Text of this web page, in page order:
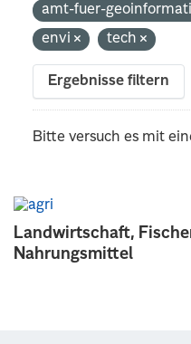
Landwirtschaft,
Nahrungsmittel
amt-fuer-
envi
tech
Ergebnisse filtern
Bitte versuch es mit